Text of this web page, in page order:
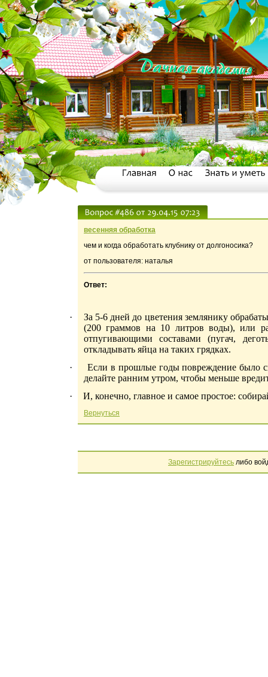
весенняя обработка
чем и когда обработать клубнику от долгоносика?
от пользователя: наталья
Ответ:
·
За 5-6 дней до цветения землянику
(200 граммов на 10 литров воды), или
отпугивающими составами (пугач,
откладывать яйца на таких грядках.
·
Если в прошлые годы повреждение было
делайте ранним утром, чтобы меньше
·
И, конечно, главное и самое простое:
Вернуться
Зарегистрируйтесь либо